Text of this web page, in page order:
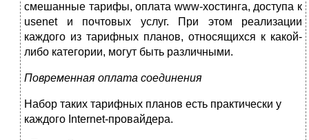
смешанные тарифы, оплата www-хостинга, доступа к
usenet и почтовых услуг. При этом реализации
каждого из тарифных планов, относящихся к какой-
либо категории, могут быть различными.
Повременная оплата соединения
Набор таких тарифных планов есть практически у
каждого Internet-провайдера.